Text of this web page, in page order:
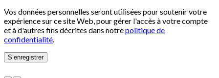
Vos données personnelles seront utilisées pour soutenir votre
expérience sur ce site Web, pour gérer l'accès à votre compte
et à d'autres fins décrites dans notrepolitique de
confidentialité.
S’enregistrer